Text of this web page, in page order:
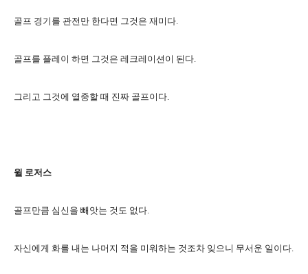
골프 경기를 관전만 한다면 그것은 재미다.
골프를 플레이 하면 그것은 레크레이션이 된다.
그리고 그것에 열중할 때 진짜 골프이다.
윌 로저스
골프만큼 심신을 빼앗는 것도 없다.
자신에게 화를 내는 나머지 적을 미워하는 것조차 잊으니 무서운 일이다.